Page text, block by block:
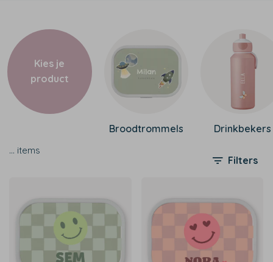
Kies je
product
Broodtrommels Drinkbekers
… items
Filters